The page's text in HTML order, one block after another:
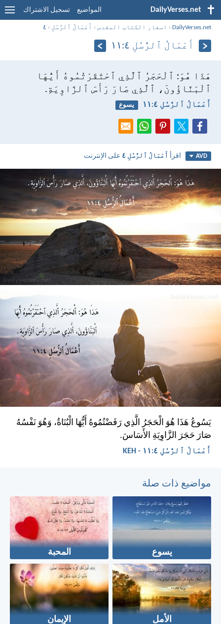
DailyVerses.net المواضيع تسجيل الاشتراك
DailyVerses.net
› اسفار الكتاب المقدس › أَعْمَالُ ٱلرُّسُلِ › ٤
أَعْمَالُ ٱلرُّسُلِ ٤:‏١١
هَذَا هُوَ: ٱلْحَجَرُ ٱلَّذِي ٱحْتَقَرْتُمُوهُ أَيُّهَا
ٱلْبَنَّاؤُونَ، ٱلَّذِي صَارَ رَأْسَ ٱلزَّاوِيَةِ.
أَعْمَالُ ٱلرُّسُلِ ٤:‏١١ يسوع
AVD اقرأ أَعْمَالُ ٱلرُّسُلِ ٤ على الإنترنت
يَسُوعُ هَذَا هُوَ الْحَجَرُ الَّذِي رَفَضْتُمُوهُ أَيُّهَا الْبُنَاةُ، وَهُوَ نَفْسُهُ
صَارَ حَجَرَ الزَّاوِيَةِ الأَسَاسَ.
أَعْمَالُ ٱلرُّسُلِ ٤:‏١١ - KEH
مواضيع ذات صلة
يسوع المحبة
الأمل الإيمان